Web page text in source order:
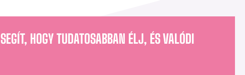
HOGY TUDATOSABBAN ÉLJ, ÉS VALÓDI